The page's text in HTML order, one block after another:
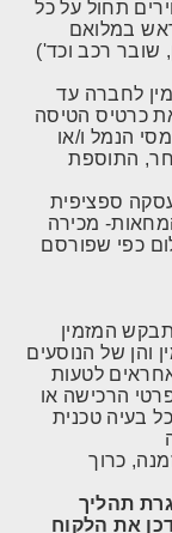
תחול על כל
במלואם
שובר רכב וכד')
לחברה עד
כרטיס הטיסה
הנמל ו/או
התוספת
ספציפית
מכירה
כפי שפורסם
המזמין
והן של הנוסעים
לטעות
הרכישה או
בעיה טכנית
כרוך
תהליך
את הלקוח